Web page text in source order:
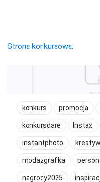
Strona konkursowa.
konkurs promocja
konkursdare Instax
instantphoto
modazgrafika
nagrody2025